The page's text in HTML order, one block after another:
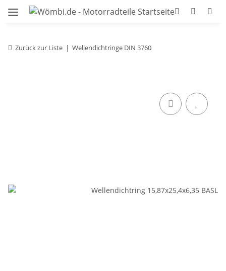
Zurück zur Liste Wellendichtringe DIN 3760